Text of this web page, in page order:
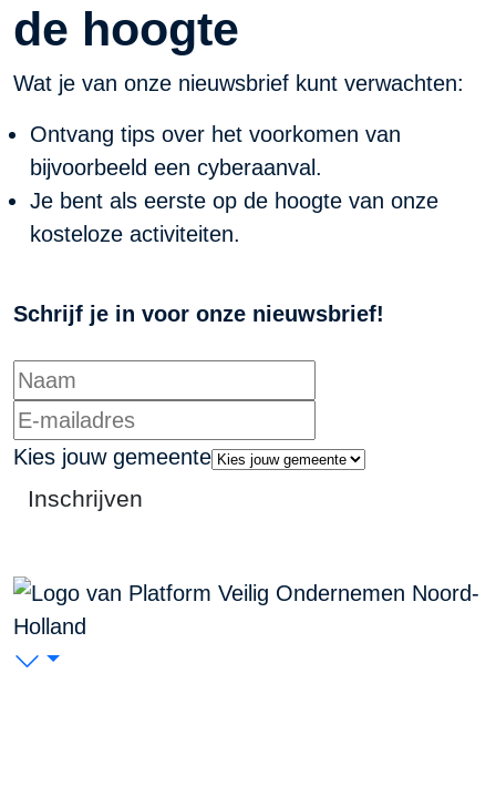
de hoogte
Wat je van onze nieuwsbrief kunt verwachten:
Ontvang tips over het voorkomen van
bijvoorbeeld een cyberaanval.
Je bent als eerste op de hoogte van onze
kosteloze activiteiten.
Schrijf je in voor onze nieuwsbrief!
Kies jouw gemeente
Inschrijven